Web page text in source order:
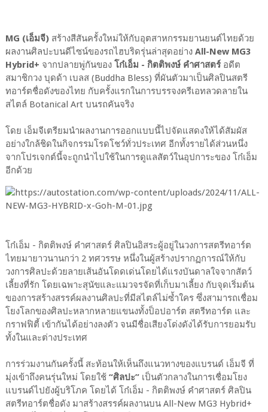
MG (เอ็มจี)สร้างสีสันครั้งใหม่ให้กับอุตสาหกรรมยานยนต์ไทยด้วย
ผลงานศิลปะบนดีไซน์ของรถไฮบริดรุ่นล่าสุดอย่าง All-New MG3
Hybrid+ จากปลายพู่กันของ โก๋เอ็ม - กิตติพงษ์ คำศาสตร์อดีต
สมาชิกวง บุดด้า เบลส (Buddha Bless) ที่ผันตัวมาเป็นศิลปินสตรี
ทอาร์ตชื่อดังของไทย กับครั้งแรกในการบรรจงครีเอทลวดลายใน
สไตล์ Botanical Art บนรถคันจริง
โดย เอ็มจีเตรียมนำผลงานการออกแบบนี้ไปจัดแสดงให้ได้สัมผัส
อย่างใกล้ชิดในกิจกรรมโรดโชว์ทั่วประเทศ อีกทั้งรายได้ส่วนหนึ่ง
จากโปรเจกต์นี้จะถูกนำไปใช้ในการดูแลสัตว์ในอุปการะของ โก๋เอ็ม
อีกด้วย
โก๋เอ็ม - กิตติพงษ์ คำศาสตร์ ศิลปินอิสระผู้อยู่ในวงการสตรีทอาร์ต
ไทยมายาวนานกว่า 2 ทศวรรษ หนึ่งในผู้สร้างปรากฏการณ์ให้กับ
วงการศิลปะด้วยลายเส้นอันโดดเด่นโดยได้แรงบันดาลใจจากสัตว์
เลี้ยงที่รัก โดยเฉพาะสุนัขและแมวจรจัดที่เก็บมาเลี้ยง กับจุดเริ่มต้น
ของการสร้างสรรค์ผลงานศิลปะที่มีสไตล์ไม่ซ้ำใคร ซึ่งสามารถเชื่อม
โยงโลกของศิลปะหลากหลายแขนงทั้งป็อปอาร์ต สตรีทอาร์ต และ
กราฟฟิตี้ เข้ากันได้อย่างลงตัว จนมีชื่อเสียงโด่งดังได้รับการยอมรับ
ทั้งในและต่างประเทศ
การร่วมงานกันครั้งนี้ สะท้อนให้เห็นถึงแนวทางของแบรนด์ เอ็มจี ที่
มุ่งเข้าถึงคนรุ่นใหม่ โดยใช้ “ศิลปะ”เป็นตัวกลางในการเชื่อมโยง
แบรนด์ไปยังผู้บริโภค โดยได้ โก๋เอ็ม - กิตติพงษ์ คำศาสตร์ ศิลปิน
สตรีทอาร์ตชื่อดัง มาสร้างสรรค์ผลงานบน All-New MG3 Hybrid+